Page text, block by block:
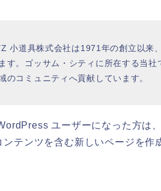
小道具株式会社は1971年の創立以来
す。ゴッサム・シティに所在する当
のコミュニティへ貢献しています。
ユーザーになった方は、
ンテンツを含む新しいページを作